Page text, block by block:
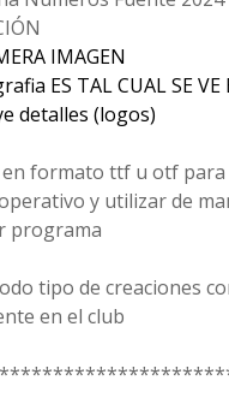
IMAGEN
ES TAL CUAL SE VE
detalles (logos)
en formato ttf u otf
y utilizar de
programa
tipo de creaciones
en el club